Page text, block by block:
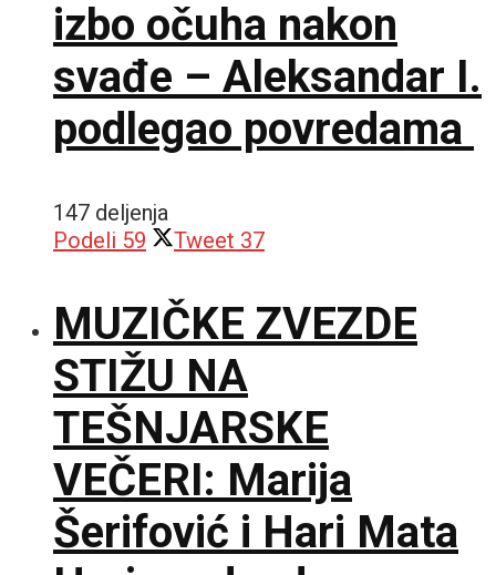
izbo očuha nakon
svađe – Aleksandar I.
podlegao povredama
147 deljenja
Podeli 59 Tweet 37
MUZIČKE ZVEZDE
STIŽU NA
TEŠNJARSKE
VEČERI: Marija
Šerifović i Hari Mata